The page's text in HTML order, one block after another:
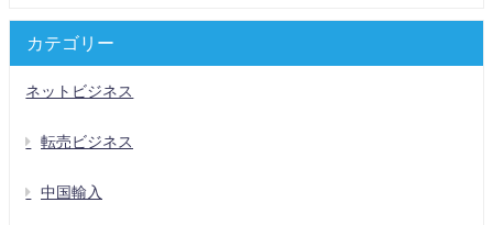
カテゴリー
ネットビジネス
転売ビジネス
中国輸入